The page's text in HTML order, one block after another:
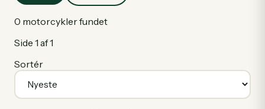
0 motorcykler fundet
Side 1 af1
Sortér